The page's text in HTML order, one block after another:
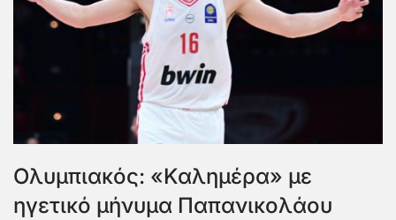
Ολυμπιακός: «Καλημέρα» με
ηγετικό μήνυμα Παπανικολάου